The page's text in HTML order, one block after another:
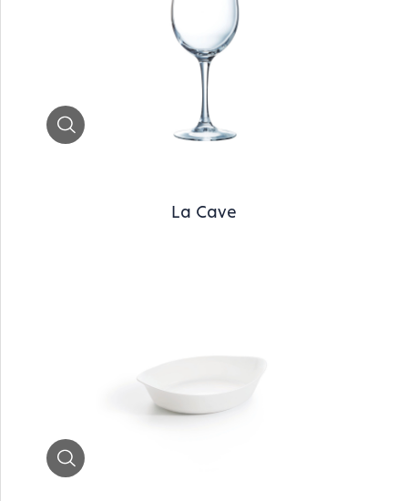
La Cave